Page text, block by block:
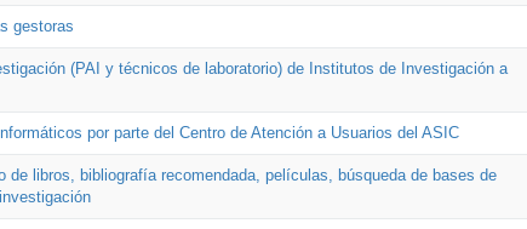
gestoras
(PAI y técnicos de laboratorio) de Institutos de Investigación a
por parte del Centro de Atención a Usuarios del ASIC
de libros, bibliografía recomendada, películas, búsqueda de bases de